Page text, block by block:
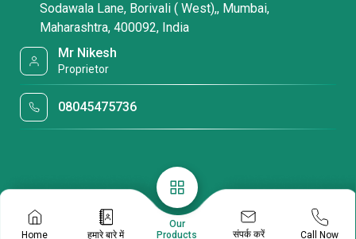
Home हमारे बारे में
Our
Products
संपर्क करें Call Now
Sodawala Lane, Borivali ( West),, Mumbai,
Maharashtra, 400092, India
Mr Nikesh
Proprietor
08045475736